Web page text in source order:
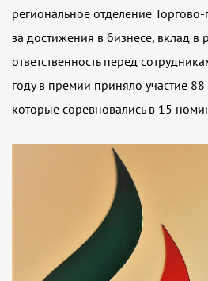
региональное отделение
за достижения в бизнесе, вклад в
ответственность перед
году в премии приняло участие
которые соревновались в 15